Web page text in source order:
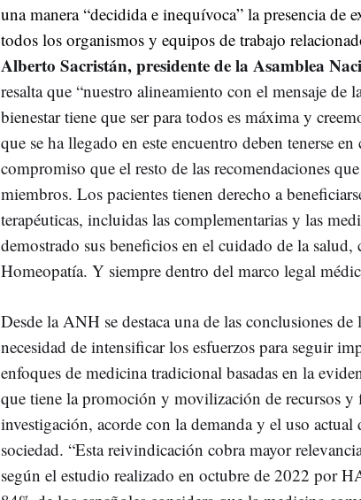
una manera “decidida e inequívoca” la presencia de
todos los organismos y equipos de trabajo
Alberto Sacristán, presidente de la Asamblea
resalta que “nuestro alineamiento con el mensaje de
bienestar tiene que ser para todos es máxima y
que se ha llegado en este encuentro deben tenerse
compromiso que el resto de las recomendaciones
miembros. Los pacientes tienen derecho a
terapéuticas, incluidas las complementarias y las
demostrado sus beneficios en el cuidado de la salud,
Homeopatía. Y siempre dentro del marco legal
Desde la ANH se destaca una de las conclusiones
necesidad de intensificar los esfuerzos para seguir
enfoques de medicina tradicional basadas en la
que tiene la promoción y movilización de recursos
investigación, acorde con la demanda y el uso actual
sociedad. “Esta reivindicación cobra mayor
según el estudio realizado en octubre de 2022 por